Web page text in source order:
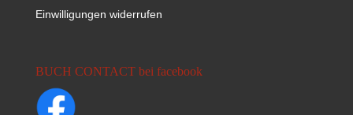
Einwilligungen widerrufen
BUCH CONTACT bei facebook